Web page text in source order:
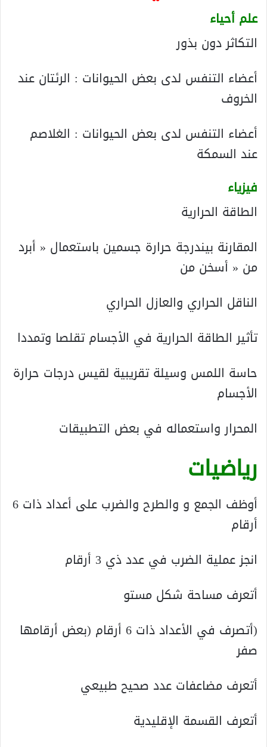
علم أحياء
التكاثر دون بذور
أعضاء التنفس لدى بعض الحيوانات : الرئتان عند
الخروف
أعضاء التنفس لدى بعض الحيوانات : الغلاصم
عند السمكة
فيزياء
الطاقة الحرارية
المقارنة بيندرجة حرارة جسمين باستعمال « أبرد
من « أسخن من
الناقل الحراري والعازل الحراري
تأثير الطاقة الحرارية في الأجسام تقلصا وتمددا
حاسة اللمس وسيلة تقريبية لقيس درجات حرارة
الأجسام
المحرار واستعماله في بعض التطبيقات
رياضيات
أوظف الجمع و والطرح والضرب على أعداد ذات 6
أرقام
انجز عملية الضرب في عدد ذي 3 أرقام
أتعرف مساحة شكل مستو
(أتصرف في الأعداد ذات 6 أرقام (بعض أرقامها
صفر
أتعرف مضاعفات عدد صحيح طبيعي
أتعرف القسمة الإقليدية